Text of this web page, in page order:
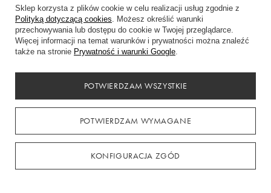
Błękitna sukienka wieczorowa Carmen
od
449,00 zł-do
549,00 zł od
449,00 zł-do
Sklep korzysta z plików cookie w celu realizacji usług zgodnie z
Polityką dotyczącą cookies. Możesz określić warunki
przechowywania lub dostępu do cookie w Twojej przeglądarce.
Więcej informacji na temat warunków i prywatności można znaleźć
także na stronie Prywatność i warunki Google.
POTWIERDZAM WYMAGANE
KONFIGURACJA ZGÓD
POTWIERDZAM WSZYSTKIE